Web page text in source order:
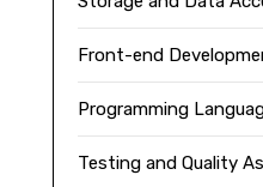
Front-end
Programming
Testing and Quality